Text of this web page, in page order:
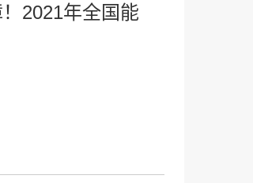
2021年全国能